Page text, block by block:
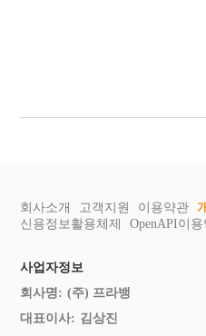
회사소개 고객지원 이용약관
신용정보활용체제
OpenAPI이
사업자정보
회사명: (주) 프라뱅
대표이사: 김상진